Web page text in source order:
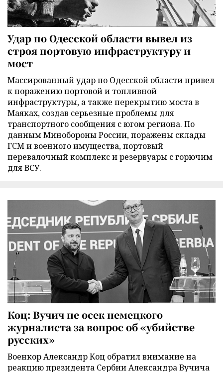
Удар по Одесской области вывел из
строя портовую инфраструктуру и
мост
Массированный удар по Одесской области привел
к поражению портовой и топливной
инфраструктуры, а также перекрытию моста в
Маяках, создав серьезные проблемы для
транспортного сообщения с югом региона. По
данным Минобороны России, поражены склады
ГСМ и военного имущества, портовый
перевалочный комплекс и резервуары с горючим
для ВСУ.
Коц: Вучич не осек немецкого
журналиста за вопрос об «убийстве
русских»
Военкор Александр Коц обратил внимание на
реакцию президента Сербии Александра Вучича